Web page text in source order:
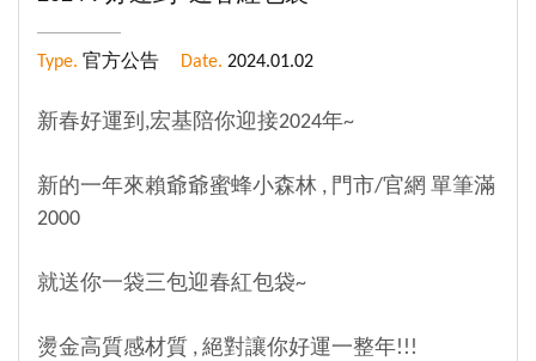
Type. 官方公告 Date. 2024.01.02
新春好運到,宏基陪你迎接2024年~
新的一年來賴爺爺蜜蜂小森林 , 門市/官網 單筆滿
2000
就送你一袋三包迎春紅包袋~
燙金高質感材質 , 絕對讓你好運一整年!!!